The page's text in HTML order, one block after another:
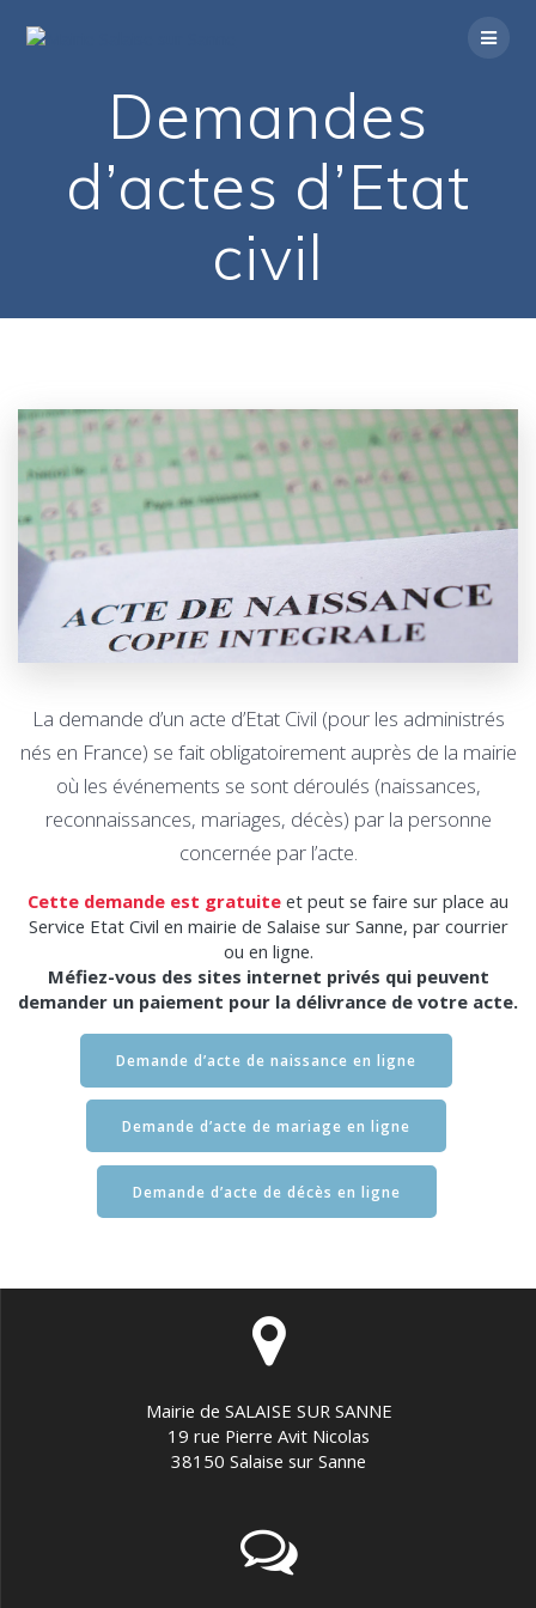
Demandes
d’actes d’Etat
civil
La demande d’un acte d’Etat Civil (pour les administrés
nés en France) se fait obligatoirement auprès de la mairie
où les événements se sont déroulés (naissances,
reconnaissances, mariages, décès) par la personne
concernée par l’acte.
Cette demande est gratuite et peut se faire sur place au
Service Etat Civil en mairie de Salaise sur Sanne, par courrier
ou en ligne.
Méfiez-vous des sites internet privés qui peuvent
demander un paiement pour la délivrance de votre acte.
Demande d’acte de naissance en ligne
Demande d’acte de mariage en ligne
Demande d’acte de décès en ligne
Mairie de SALAISE SUR SANNE
19 rue Pierre Avit Nicolas
38150 Salaise sur Sanne